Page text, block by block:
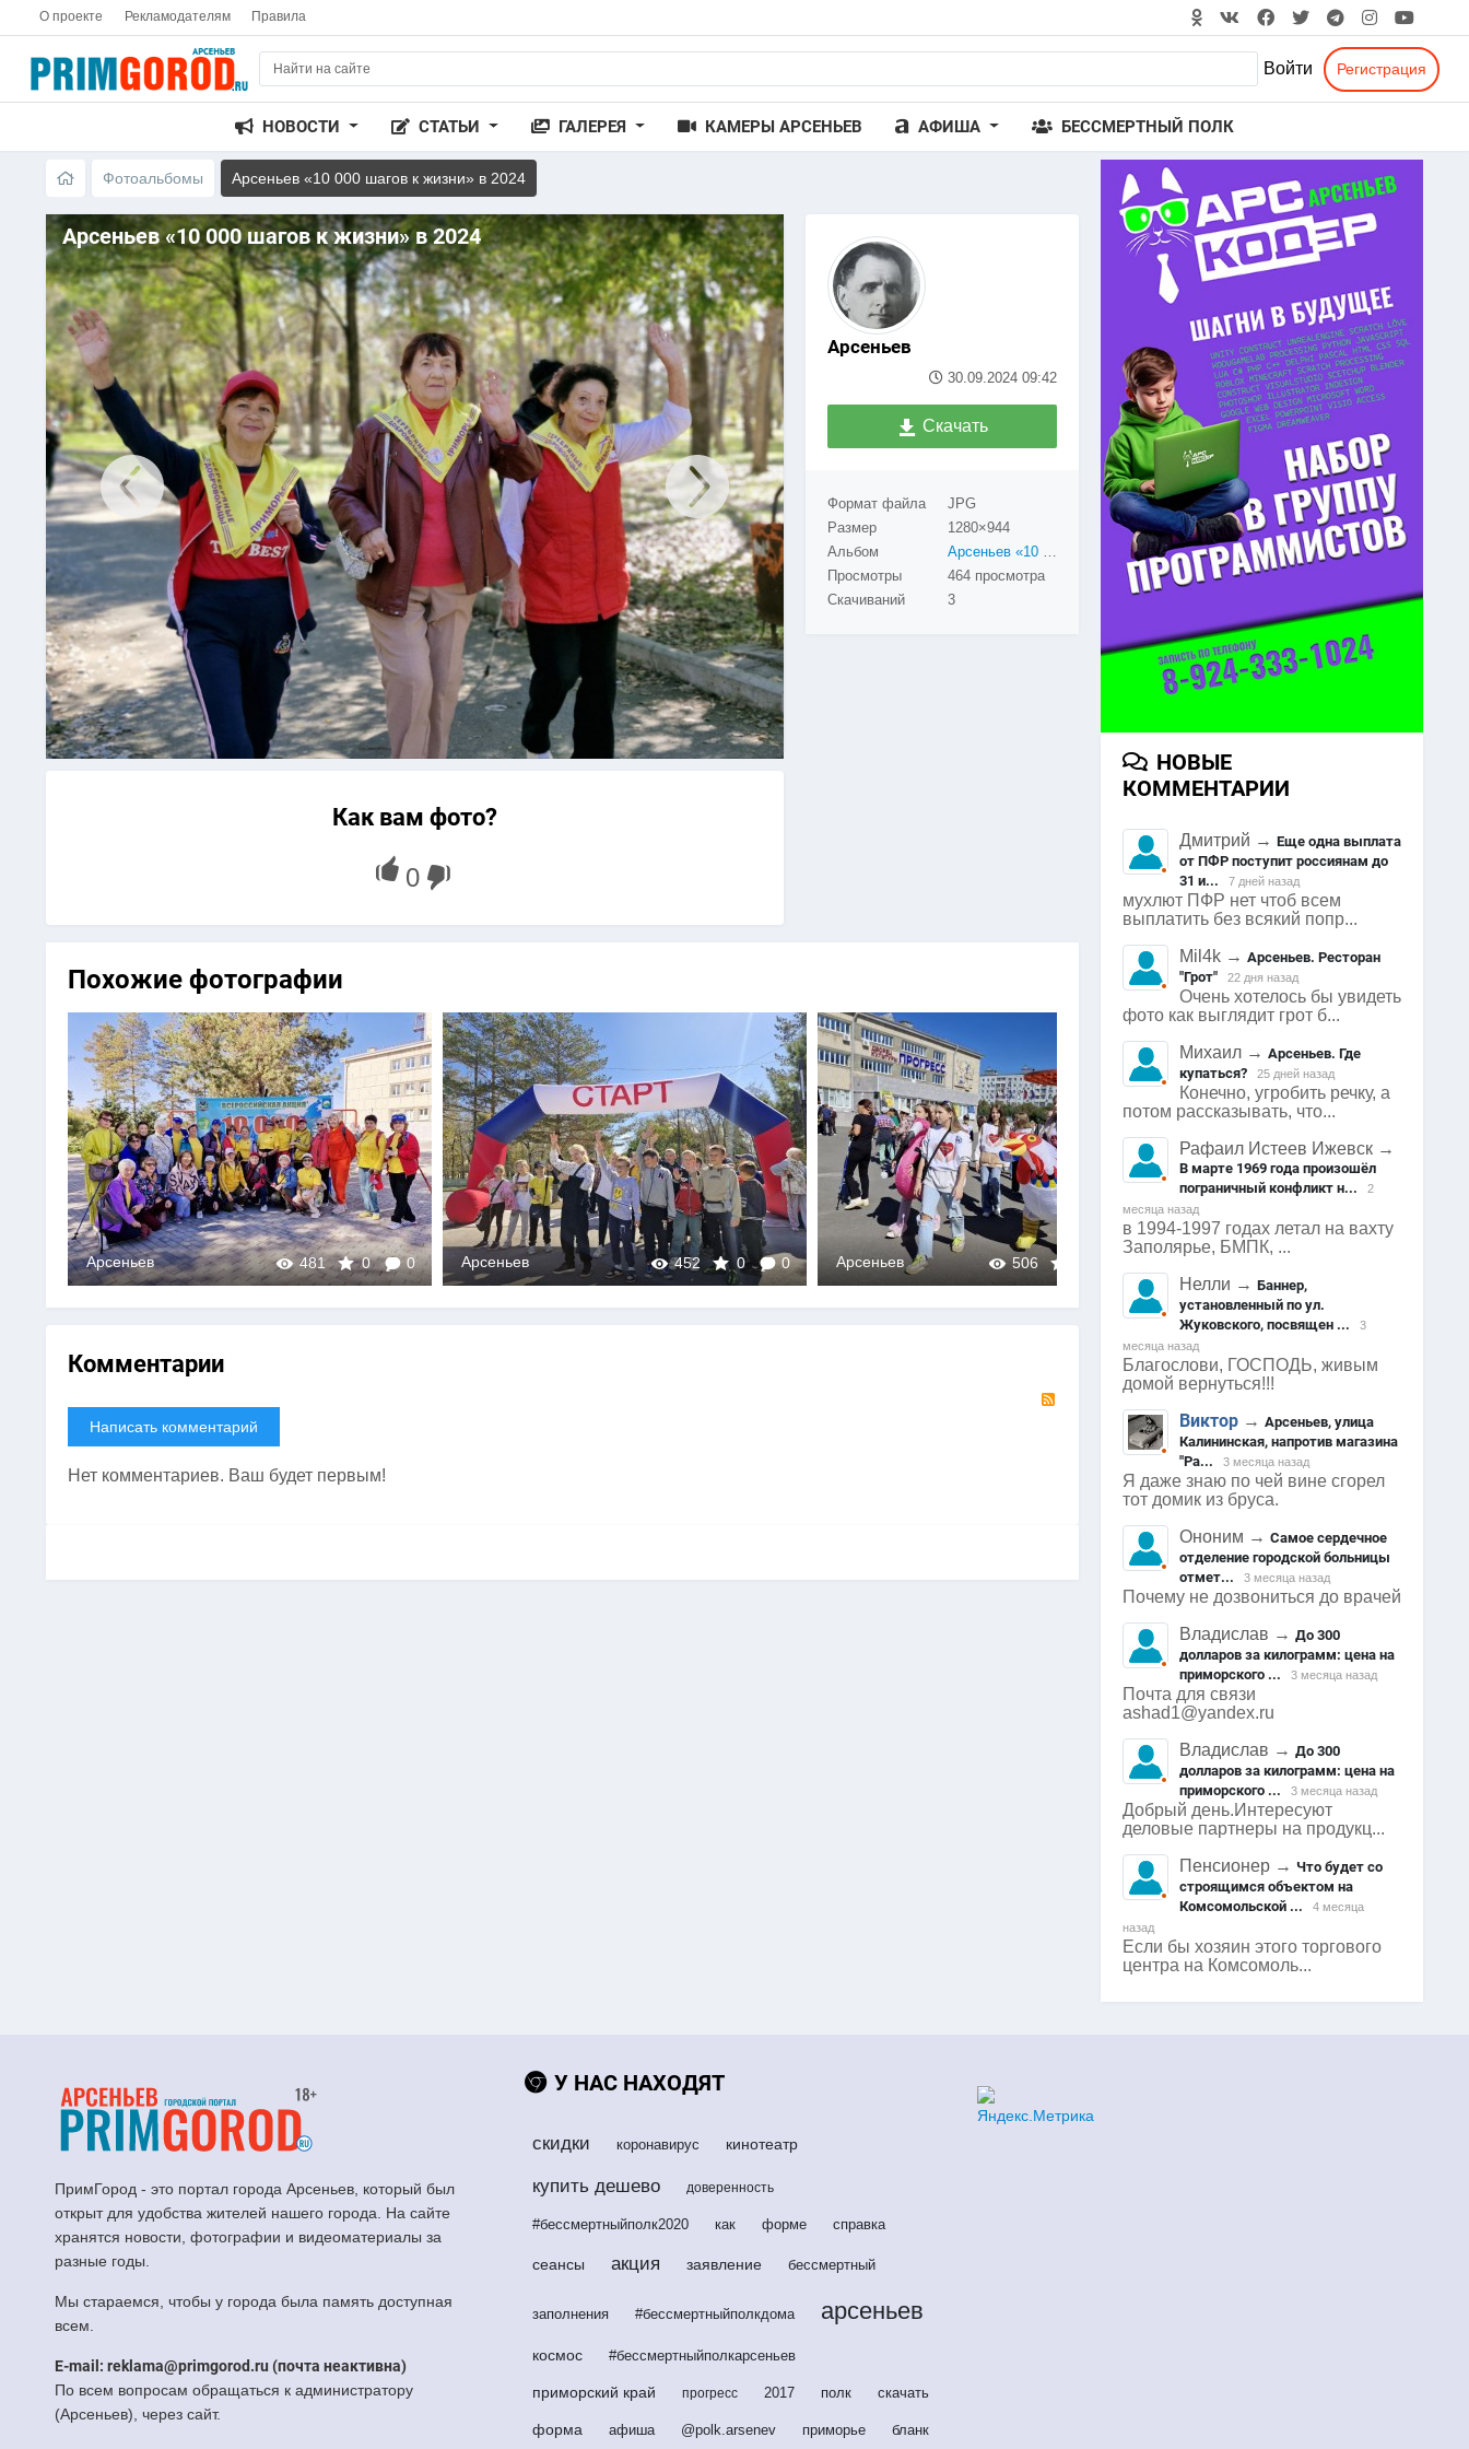
О проекте Рекламодателям Правила
Войти Регистрация
НОВОСТИ СТАТЬИ ГАЛЕРЕЯ КАМЕРЫ АРСЕНЬЕВ АФИША БЕССМЕРТНЫЙ ПОЛК
Фотоальбомы Арсеньев «10 000 шагов к жизни» в 2024
Арсеньев «10 000 шагов к жизни» в 2024
Как вам фото?
Арсеньев
30.09.2024 09:42
Скачать
Формат файла
JPG
Размер
1280×944
Альбом
Арсеньев «10 000 шагов к жизни» в 2024
Просмотры
464 просмотра
Скачиваний
3
Похожие фотографии
481 0 0
Арсеньев 452 0 0
Арсеньев 506
Арсеньев Арсеньев
Комментарии
Написать комментарий
Нет комментариев. Ваш будет первым!
НОВЫЕ
КОММЕНТАРИИ
Дмитрий →Еще одна выплата
от ПФР поступит россиянам до
31 и...
7 дней назад
мухлют ПФР нет чтоб всем
выплатить без всякий попр...
Mil4k →Арсеньев. Ресторан
"Грот"
22 дня назад
Очень хотелось бы увидеть
фото как выглядит грот б...
Михаил →Арсеньев. Где
купаться?
25 дней назад
Конечно, угробить речку, а
потом рассказывать, что...
Рафаил Истеев Ижевск →
В марте 1969 года произошёл
пограничный конфликт н...
2
месяца назад
в 1994-1997 годах летал на вахту
Заполярье, БМПК, ...
Нелли →Баннер,
установленный по ул.
Жуковского, посвящен ...
3
месяца назад
Благослови, ГОСПОДЬ, живым
домой вернуться!!!
Виктор →Арсеньев, улица
Калининская, напротив магазина
"Ра...
3 месяца назад
Я даже знаю по чей вине сгорел
тот домик из бруса.
Ононим →Самое сердечное
отделение городской больницы
отмет...
3 месяца назад
Почему не дозвониться до врачей
Владислав →До 300
долларов за килограмм: цена на
приморского ...
3 месяца назад
Почта для связи
ashad1@yandex.ru
Владислав →До 300
долларов за килограмм: цена на
приморского ...
3 месяца назад
Добрый день.Интересуют
деловые партнеры на продукц...
Пенсионер →Что будет со
строящимся объектом на
Комсомольской ...
4 месяца
назад
Если бы хозяин этого торгового
центра на Комсомоль...
ПримГород - это портал города Арсеньев, который был
открыт для удобства жителей нашего города. На сайте
хранятся новости, фотографии и видеоматериалы за
разные годы.
Мы стараемся, чтобы у города была память доступная
всем.
E-mail: reklama@primgorod.ru (почта неактивна)
По всем вопросам обращаться к администратору
(Арсеньев), через сайт.
У НАС НАХОДЯТ
скидки коронавирус кинотеатр
купить дешево доверенность
#бессмертныйполк2020 как форме справка
сеансы акция заявление бессмертный
заполнения #бессмертныйполкдома арсеньев
космос #бессмертныйполкарсеньев
приморский край прогресс 2017 полк скачать
форма афиша @polk.arsenev приморье бланк